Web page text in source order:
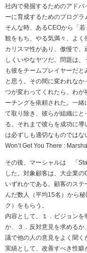
社内で発掘するためのアド
ーに育成するためのプログラ
そんな時、あるCEOから「
観をもち、やる気満々、よく
カリスマ性があり、傲慢で
しくいやなヤツだ。問題は
も彼をチームプレイヤーだ
と思う。その間に変われな
つが変わってくれたら、わが
ーチングを依頼された。一
て取り除き、彼らが組織に
る。それまで彼らを成功に
は必ずしも適切なものでは
Won’t Get You There :
その後、マーシャルは 「
した。対象顧客は、大企業
いずれかである。顧客のス
んだ数人（平均15名）から
ク）をもらう。
内容として、１．ビジョン
か、３．反対意見を求める
議で他の人の意見をよく聞く
実績として、改善すべき性